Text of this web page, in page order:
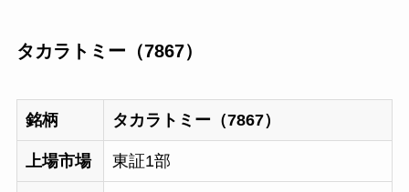
タカラトミー（7867）
銘柄 タカラトミー（7867）
上場市場 東証1部